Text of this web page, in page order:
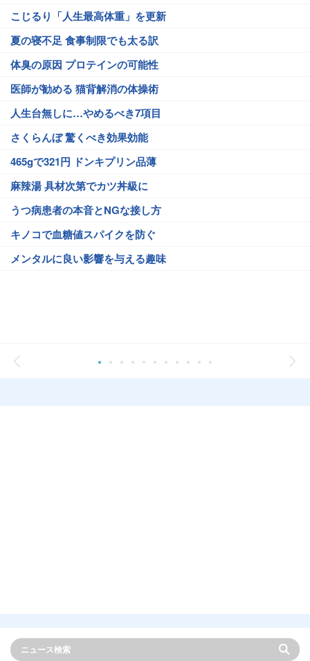
こじるり「人生最高体重」を更新
夏の寝不足 食事制限でも太る訳
体臭の原因 プロテインの可能性
医師が勧める 猫背解消の体操術
人生台無しに…やめるべき7項目
さくらんぼ 驚くべき効果効能
465gで321円 ドンキプリン品薄
麻辣湯 具材次第でカツ丼級に
うつ病患者の本音とNGな接し方
キノコで血糖値スパイクを防ぐ
メンタルに良い影響を与える趣味